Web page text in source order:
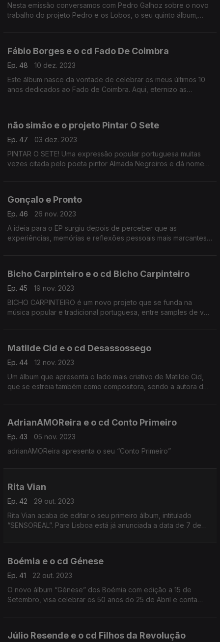
Nesta emissão conversamos com Pedro Galhoz sobre o novo
trabalho do projeto Pedro e os Lobos, o seu quinto álbum,
Fábio Borges e o cd Fado De Coimbra
Ep. 48
10 dez. 2023
Este álbum nasce da vontade de celebrar os meus últimos 10
anos dedicados ao Fado de Coimbra. Aqui, eternizo as
não simão e o projeto Pintar O Sete
Ep. 47
03 dez. 2023
PINTAR O SETE! Uma expressão popular portuguesa muitas
vezes citada pelo poeta pintor Almada Negreiros e dá nome
Gonçalo e Pronto
Ep. 46
26 nov. 2023
A ideia para o EP surgiu depois de perceber que as
experiências, memórias e reflexões pessoais mais marcantes
Bicho Carpinteiro e o cd Bicho Carpinteiro
Ep. 45
19 nov. 2023
BICHO CARPINTEIRO é um novo projeto que se funda na
música popular e tradicional portuguesa, entre samples de voz
Matilde Cid e o cd Desassossego
Ep. 44
12 nov. 2023
Um álbum que apresenta o lado mais criativo de Matilde Cid,
que se estreia também como compositora, sendo a autora de
AdrianAMOReira e o cd Conto Primeiro
Ep. 43
05 nov. 2023
adrianAMOReira apresenta o seu “Conto Primeiro”
Rita Vian
Ep. 42
29 out. 2023
Rita Vian acaba de editar o seu primeiro álbum, intitulado
“SENSOREAL”. Para Lisboa está já anunciada a data de 7 de
Boémia e o cd Génese
Ep. 41
22 out. 2023
O novo álbum “Génese” dos Boémia com edição a 15 de
Setembro, visa celebrar os 50 anos do 25 de Abril e conta
Júlio Resende e o cd Filhos da Revolução